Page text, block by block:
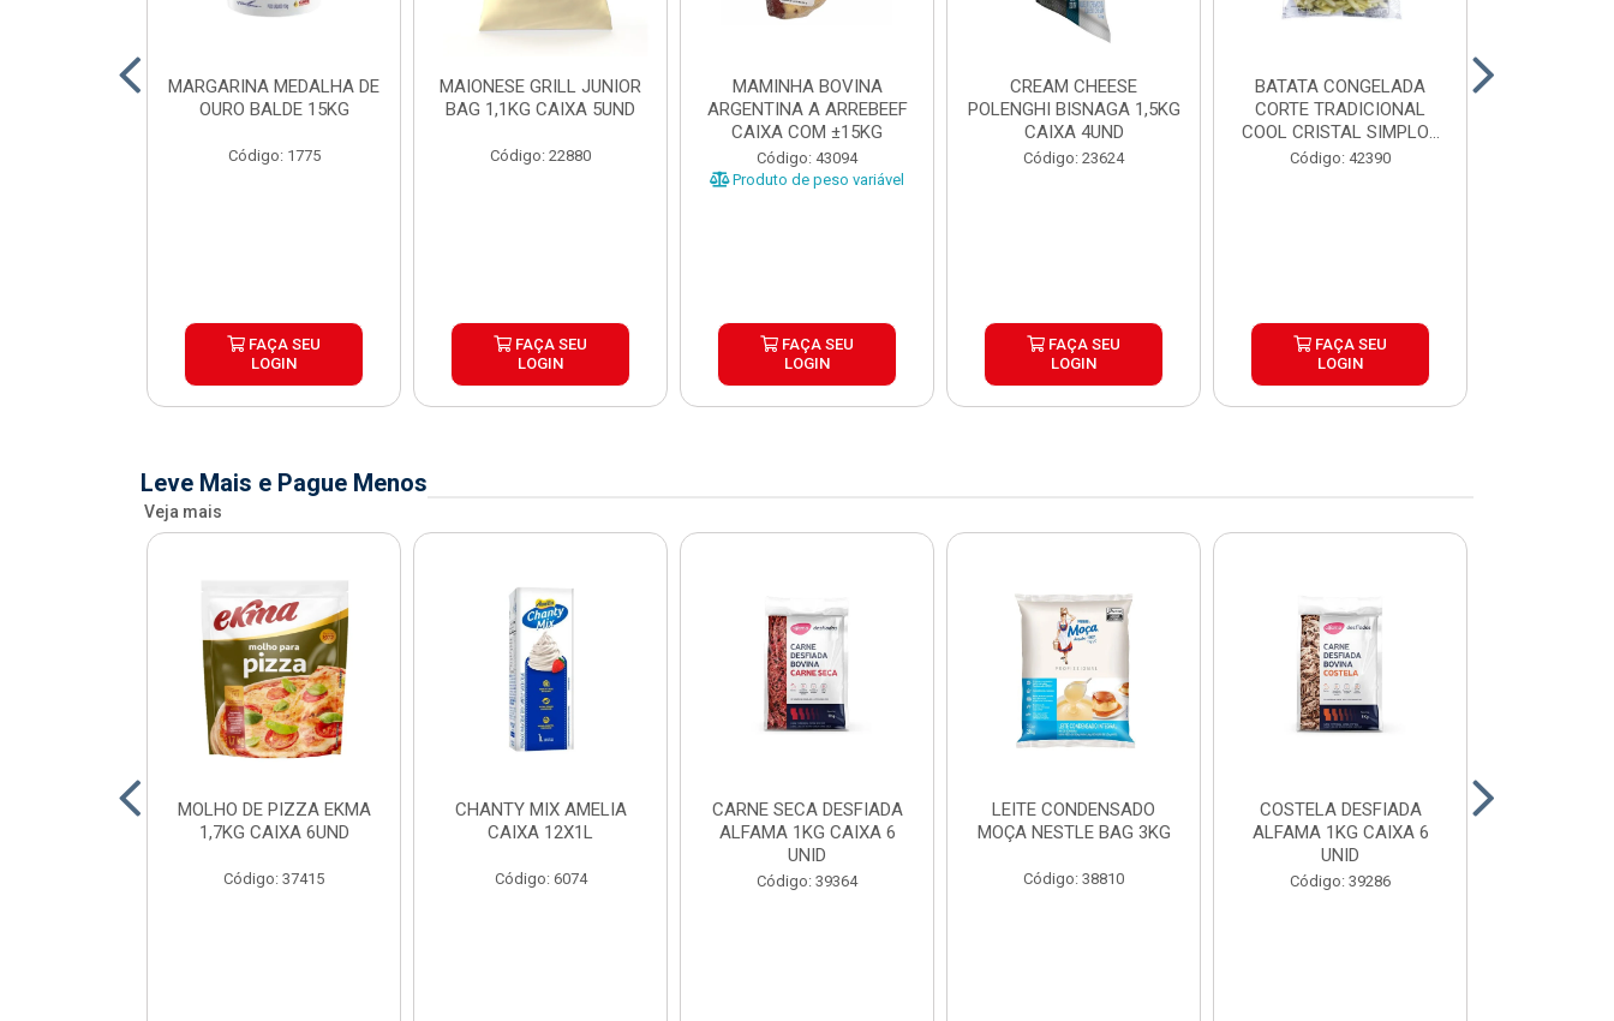
MARGARINA MEDALHA DE
OURO BALDE 15KG
Código: 1775
FAÇA SEU
LOGIN
MAIONESE GRILL JUNIOR
BAG 1,1KG CAIXA 5UND
Código: 22880
FAÇA SEU
LOGIN
MAMINHA BOVINA
ARGENTINA A ARREBEEF
CAIXA COM ±15KG
Código: 43094
Produto de peso variável
FAÇA SEU
LOGIN
CREAM CHEESE
POLENGHI BISNAGA 1,5KG
CAIXA 4UND
Código: 23624
FAÇA SEU
LOGIN
BATATA CONGELADA
CORTE TRADICIONAL
COOL CRISTAL SIMPLOT
CAIX...
Código: 42390
FAÇA SEU
LOGIN
Leve Mais e Pague Menos
Veja mais
MOLHO DE PIZZA EKMA
1,7KG CAIXA 6UND
Código: 37415
CHANTY MIX AMELIA
CAIXA 12X1L
Código: 6074
CARNE SECA DESFIADA
ALFAMA 1KG CAIXA 6
UNID
Código: 39364
LEITE CONDENSADO
MOÇA NESTLE BAG 3KG
Código: 38810
COSTELA DESFIADA
ALFAMA 1KG CAIXA 6
UNID
Código: 39286